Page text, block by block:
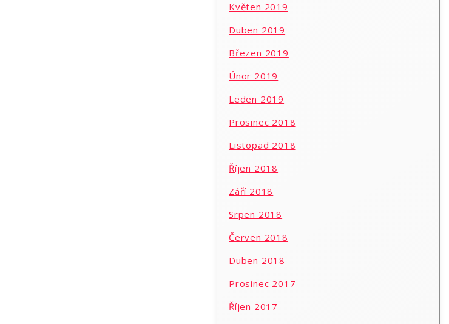
Květen 2019
Duben 2019
Březen 2019
Únor 2019
Leden 2019
Prosinec 2018
Listopad 2018
Říjen 2018
Září 2018
Srpen 2018
Červen 2018
Duben 2018
Prosinec 2017
Říjen 2017